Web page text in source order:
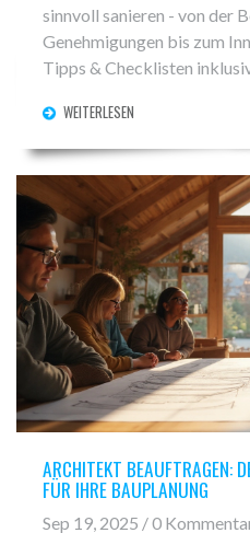
sinnvoll sanieren - von der
Genehmigungen bis zum
Tipps & Checklisten
WEITERLESEN
ARCHITEKT BEAUFTRAGEN:
FÜR IHRE BAUPLANUNG
Sep 19, 2025 / 0